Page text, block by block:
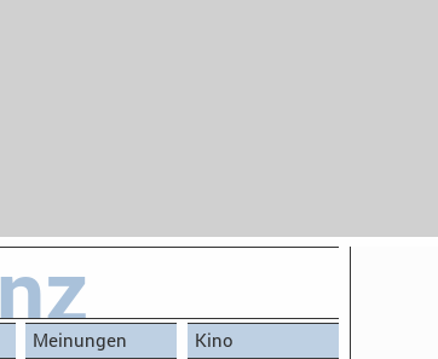
Meinungen Kino